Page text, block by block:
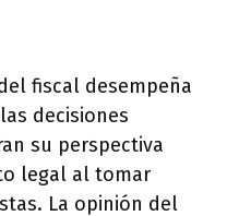
fiscal desempeña
decisiones
su perspectiva
legal al tomar
La opinión del